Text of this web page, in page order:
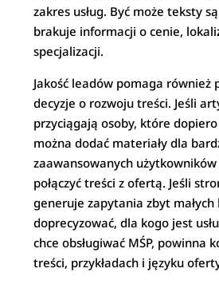
zakres usług. Być może teksty
brakuje informacji o cenie,
specjalizacji.
Jakość leadów pomaga również
decyzje o rozwoju treści. Jeśli
przyciągają osoby, które
można dodać materiały dla
zaawansowanych
połączyć treści z ofertą. Jeśli
generuje zapytania zbyt
doprecyzować, dla kogo jest
chce obsługiwać MŚP, powinna
treści, przykładach i języku